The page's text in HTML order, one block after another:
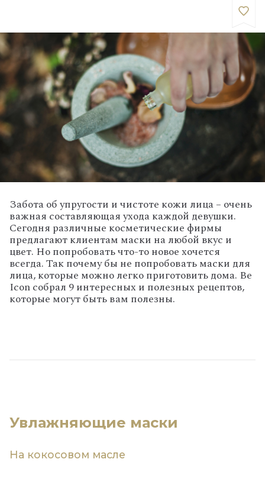
Забота об упругости и чистоте кожи лица – очень
важная составляющая ухода каждой девушки.
Сегодня различные косметические фирмы
предлагают клиентам маски на любой вкус и
цвет. Но попробовать что-то новое хочется
всегда. Так почему бы не попробовать маски для
лица, которые можно легко приготовить дома. Be
Icon собрал 9 интересных и полезных рецептов,
которые могут быть вам полезны.
Увлажняющие маски
На кокосовом масле